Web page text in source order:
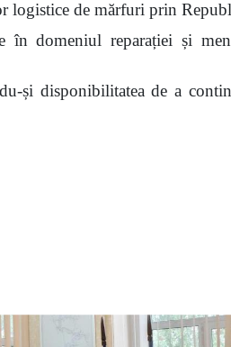
logistice de mărfuri prin
în domeniul reparației și
și disponibilitatea de a